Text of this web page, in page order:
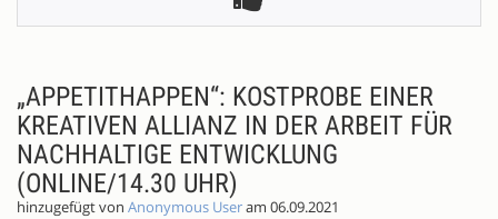
„APPETITHAPPEN“: KOSTPROBE EINER
KREATIVEN ALLIANZ IN DER ARBEIT FÜR
NACHHALTIGE ENTWICKLUNG
(ONLINE/14.30 UHR)
hinzugefügt von Anonymous Useram 06.09.2021